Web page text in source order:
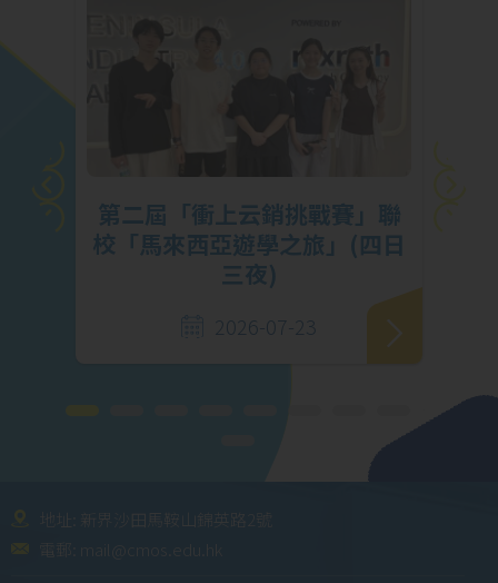
第二屆「衝上云銷挑戰賽」聯
校「馬來西亞遊學之旅」(四日
三夜)
2026-07-23